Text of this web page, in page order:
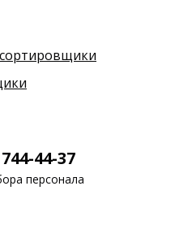
44-37
персонала